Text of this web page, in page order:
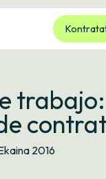
trabajo:
2016